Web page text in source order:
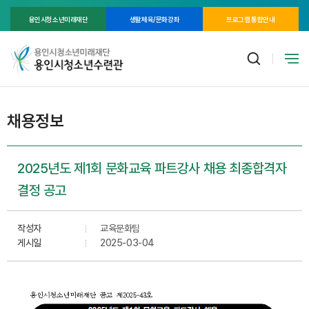
용인시청소년미래재단 생활체육/문화강좌 프로그램 통합안내
채용정보
2025년도 제1회 문화교육 파트강사 채용 최종합격자
결정 공고
작성자
교육문화팀
게시일
2025-03-04